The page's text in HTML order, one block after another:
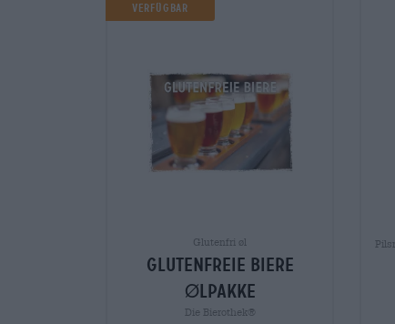
VERFÜGBAR
Glutenfri øl
glutenfreie biere
Ølpakke
Die Bierothek®